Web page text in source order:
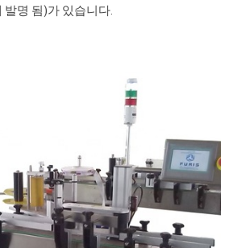
발명 됨)가 있습니다.